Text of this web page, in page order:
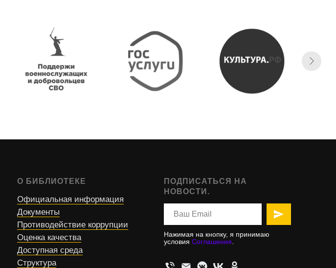
О БИБЛИОТЕКЕ
Официальная информация
Документы
Противодействие коррупции
Оценка качества
Доступная среда
Структура
ПОДПИСАТЬСЯ НА
НОВОСТИ.
Нажимая на кнопку, я принимаю
условия Соглашения